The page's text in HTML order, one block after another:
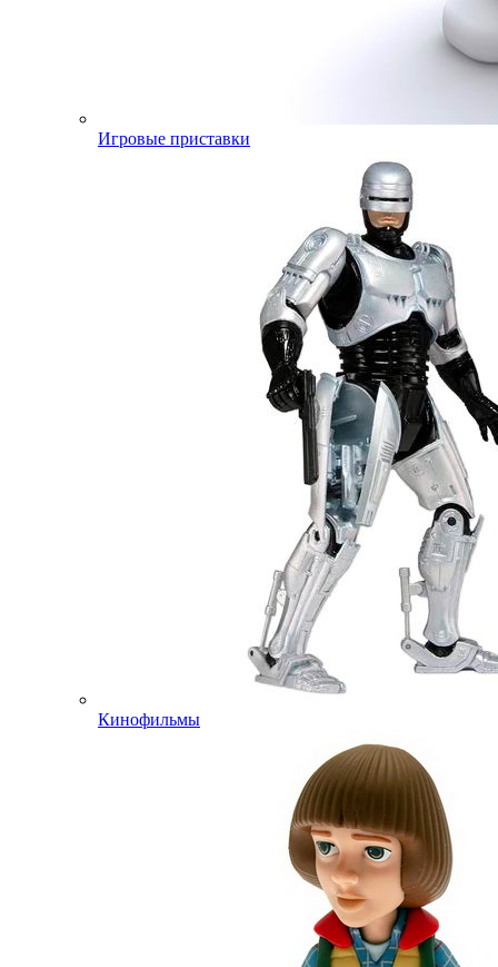
Игровые приставки
Кинофильмы